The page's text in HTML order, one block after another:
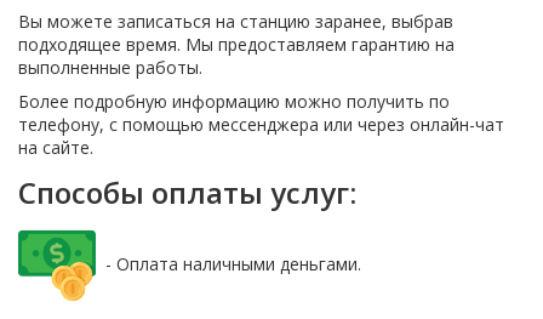
Вы можете записаться на станцию заранее, выбрав
подходящее время. Мы предоставляем гарантию на
выполненные работы.
Более подробную информацию можно получить по
телефону, с помощью мессенджера или через онлайн-чат
на сайте.
Способы оплаты услуг:
- Оплата наличными деньгами.